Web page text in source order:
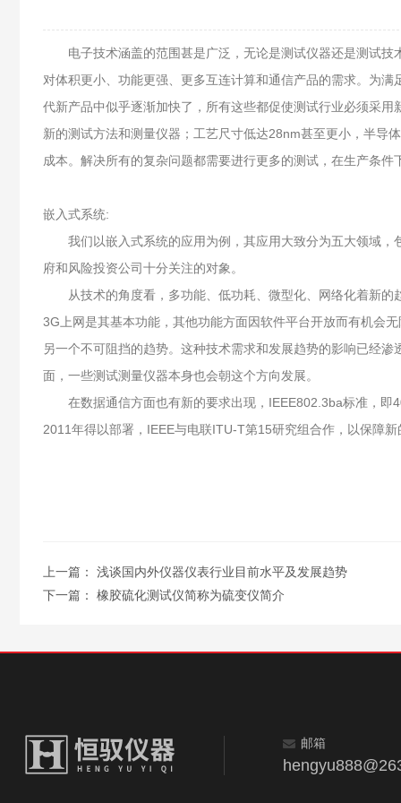
电子技术涵盖的范围甚是广泛，无论是测试仪器还是测试技
对体积更小、功能更强、更多互连计算和通信产品的需求。为
代新产品中似乎逐渐加快了，所有这些都促使测试行业必须采
新的测试方法和测量仪器；工艺尺寸低达28nm甚至更小，半导
成本。解决所有的复杂问题都需要进行更多的测试，在生产条
嵌入式系统:
我们以嵌入式系统的应用为例，其应用大致分为五大领域，
府和风险投资公司十分关注的对象。
从技术的角度看，多功能、低功耗、微型化、网络化着新的
3G上网是其基本功能，其他功能方面因软件平台开放而有机会
另一个不可阻挡的趋势。这种技术需求和发展趋势的影响已经
面，一些测试测量仪器本身也会朝这个方向发展。
在数据通信方面也有新的要求出现，IEEE802.3ba标准，即
2011年得以部署，IEEE与电联ITU-T第15研究组合作，以保障
上一篇： 浅谈国内外仪器仪表行业目前水平及发展趋势
下一篇： 橡胶硫化测试仪简称为硫变仪简介
邮箱